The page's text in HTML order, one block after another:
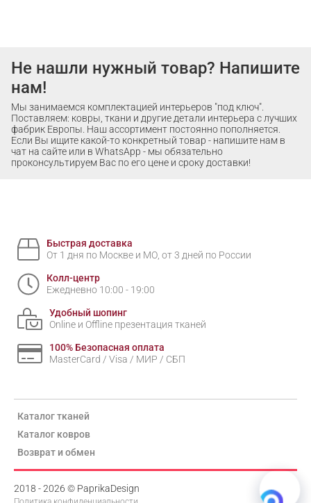
Не нашли нужный товар? Напишите
нам!
Мы занимаемся комплектацией интерьеров "под ключ".
Поставляем: ковры, ткани и другие детали интерьера с лучших
фабрик Европы. Наш ассортимент постоянно пополняется.
Если Вы ищите какой-то конкретный товар - напишите нам в
чат на сайте или в WhatsApp - мы обязательно
проконсультируем Вас по его цене и сроку доставки!
Быстрая доставка
От 1 дня по Москве и МО, от 3 дней по России
Колл-центр
Ежедневно 10:00 - 19:00
Удобный шопинг
Online и Offline презентация тканей
100% Безопасная оплата
MasterCard / Visa / МИР / СБП
Каталог тканей
Каталог ковров
Возврат и обмен
2018 - 2026 © PaprikaDesign